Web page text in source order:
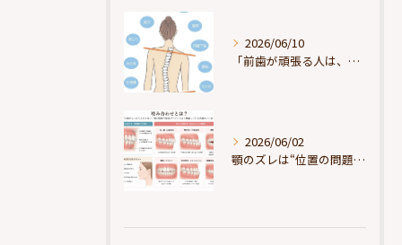
2026/06/10
「前歯が頑張る人は、だいたい疲れている」
2026/06/02
顎のズレは“位置の問題”ではなく“選択の問題”